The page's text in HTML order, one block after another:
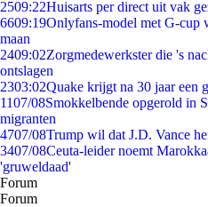
2509:22Huisarts per direct uit vak
6609:19Onlyfans-model met G-cup
maan
2409:02Zorgmedewerkster die 's
ontslagen
2303:02Quake krijgt na 30 jaar een
1107/08Smokkelbende opgerold in
migranten
4707/08Trump wil dat J.D. Vance
3407/08Ceuta-leider noemt
'gruweldaad'
Forum
Forum